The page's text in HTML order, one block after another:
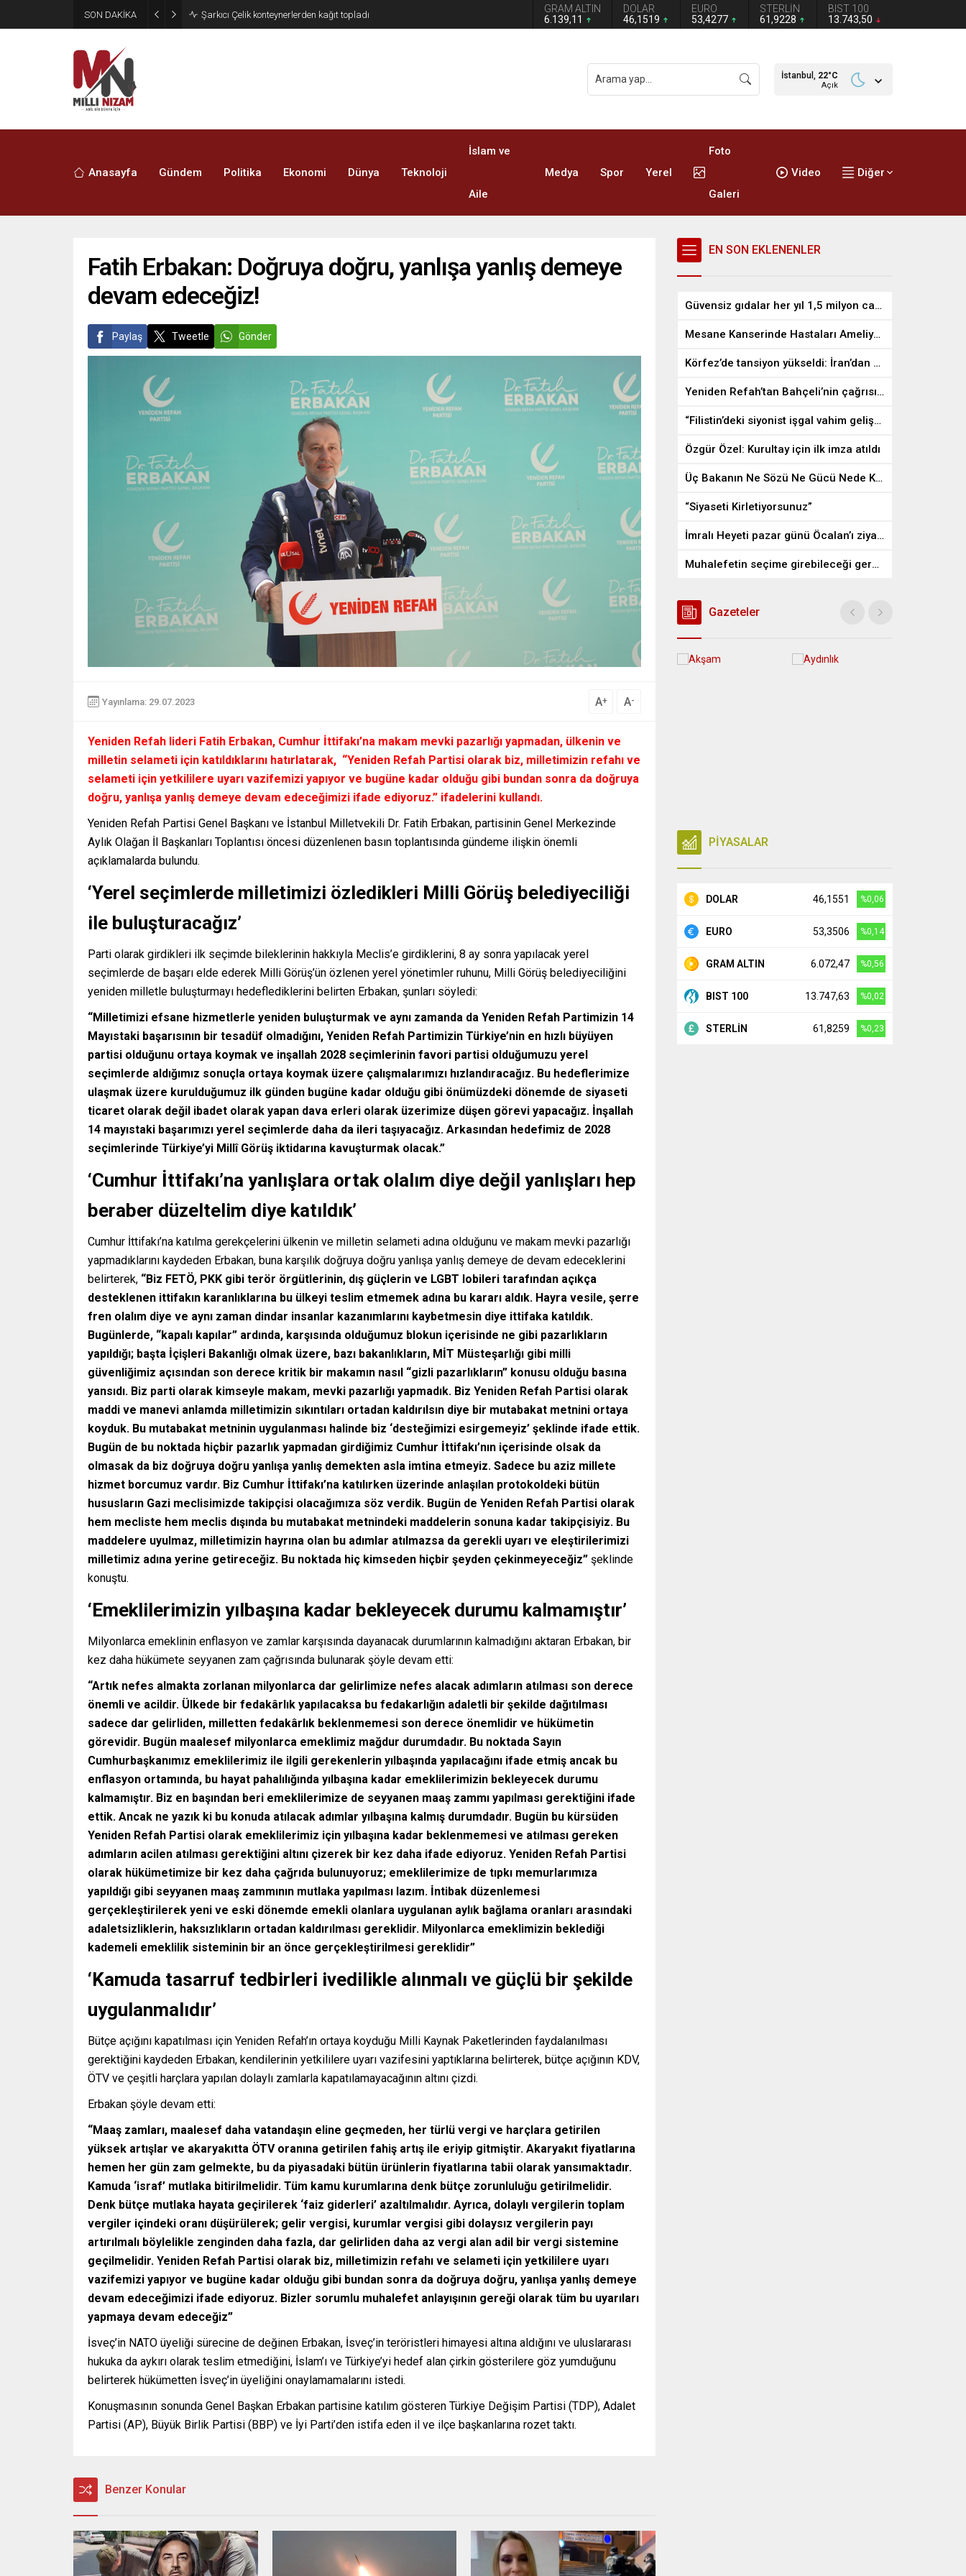
SON DAKİKA İran 2 ülkeyi birden vurdu
GRAM ALTIN
6.139,11
DOLAR
46,1519
EURO
53,4277
STERLİN
61,9228
BIST 100
13.743,50
İstanbul, 22°C
Açık
Anasayfa Gündem Politika Ekonomi Dünya Teknoloji
İslam ve
Aile
Medya Spor Yerel
Foto
Galeri
Video Diğer
Fatih Erbakan: Doğruya doğru, yanlışa yanlış demeye
devam edeceğiz!
Paylaş Tweetle Gönder
Yayınlama: 29.07.2023 A+ A-
Yeniden Refah lideri Fatih Erbakan, Cumhur İttifakı’na makam mevki pazarlığı yapmadan, ülkenin ve
milletin selameti için katıldıklarını hatırlatarak, “Yeniden Refah Partisi olarak biz, milletimizin refahı ve
selameti için yetkililere uyarı vazifemizi yapıyor ve bugüne kadar olduğu gibi bundan sonra da doğruya
doğru, yanlışa yanlış demeye devam edeceğimizi ifade ediyoruz.” ifadelerini kullandı.
Yeniden Refah Partisi Genel Başkanı ve İstanbul Milletvekili Dr. Fatih Erbakan, partisinin Genel Merkezinde
Aylık Olağan İl Başkanları Toplantısı öncesi düzenlenen basın toplantısında gündeme ilişkin önemli
açıklamalarda bulundu.
‘Yerel seçimlerde milletimizi özledikleri Milli Görüş belediyeciliği
ile buluşturacağız’
Parti olarak girdikleri ilk seçimde bileklerinin hakkıyla Meclis’e girdiklerini, 8 ay sonra yapılacak yerel
seçimlerde de başarı elde ederek Milli Görüş’ün özlenen yerel yönetimler ruhunu, Milli Görüş belediyeciliğini
yeniden milletle buluşturmayı hedeflediklerini belirten Erbakan, şunları söyledi:
“Milletimizi efsane hizmetlerle yeniden buluşturmak ve aynı zamanda da Yeniden Refah Partimizin 14
Mayıstaki başarısının bir tesadüf olmadığını, Yeniden Refah Partimizin Türkiye’nin en hızlı büyüyen
partisi olduğunu ortaya koymak ve inşallah 2028 seçimlerinin favori partisi olduğumuzu yerel
seçimlerde aldığımız sonuçla ortaya koymak üzere çalışmalarımızı hızlandıracağız. Bu hedeflerimize
ulaşmak üzere kurulduğumuz ilk günden bugüne kadar olduğu gibi önümüzdeki dönemde de siyaseti
ticaret olarak değil ibadet olarak yapan dava erleri olarak üzerimize düşen görevi yapacağız. İnşallah
14 mayıstaki başarımızı yerel seçimlerde daha da ileri taşıyacağız. Arkasından hedefimiz de 2028
seçimlerinde Türkiye’yi Millî Görüş iktidarına kavuşturmak olacak.”
‘Cumhur İttifakı’na yanlışlara ortak olalım diye değil yanlışları hep
beraber düzeltelim diye katıldık’
Cumhur İttifakı’na katılma gerekçelerini ülkenin ve milletin selameti adına olduğunu ve makam mevki pazarlığı
yapmadıklarını kaydeden Erbakan, buna karşılık doğruya doğru yanlışa yanlış demeye de devam edeceklerini
belirterek, “Biz FETÖ, PKK gibi terör örgütlerinin, dış güçlerin ve LGBT lobileri tarafından açıkça
desteklenen ittifakın karanlıklarına bu ülkeyi teslim etmemek adına bu kararı aldık. Hayra vesile, şerre
fren olalım diye ve aynı zaman dindar insanlar kazanımlarını kaybetmesin diye ittifaka katıldık.
Bugünlerde, “kapalı kapılar” ardında, karşısında olduğumuz blokun içerisinde ne gibi pazarlıkların
yapıldığı; başta İçişleri Bakanlığı olmak üzere, bazı bakanlıkların, MİT Müsteşarlığı gibi milli
güvenliğimiz açısından son derece kritik bir makamın nasıl “gizli pazarlıkların” konusu olduğu basına
yansıdı. Biz parti olarak kimseyle makam, mevki pazarlığı yapmadık. Biz Yeniden Refah Partisi olarak
maddi ve manevi anlamda milletimizin sıkıntıları ortadan kaldırılsın diye bir mutabakat metnini ortaya
koyduk. Bu mutabakat metninin uygulanması halinde biz ‘desteğimizi esirgemeyiz’ şeklinde ifade ettik.
Bugün de bu noktada hiçbir pazarlık yapmadan girdiğimiz Cumhur İttifakı’nın içerisinde olsak da
olmasak da biz doğruya doğru yanlışa yanlış demekten asla imtina etmeyiz. Sadece bu aziz millete
hizmet borcumuz vardır. Biz Cumhur İttifakı’na katılırken üzerinde anlaşılan protokoldeki bütün
hususların Gazi meclisimizde takipçisi olacağımıza söz verdik. Bugün de Yeniden Refah Partisi olarak
hem mecliste hem meclis dışında bu mutabakat metnindeki maddelerin sonuna kadar takipçisiyiz. Bu
maddelere uyulmaz, milletimizin hayrına olan bu adımlar atılmazsa da gerekli uyarı ve eleştirilerimizi
milletimiz adına yerine getireceğiz. Bu noktada hiç kimseden hiçbir şeyden çekinmeyeceğiz” şeklinde
konuştu.
‘Emeklilerimizin yılbaşına kadar bekleyecek durumu kalmamıştır’
Milyonlarca emeklinin enflasyon ve zamlar karşısında dayanacak durumlarının kalmadığını aktaran Erbakan, bir
kez daha hükümete seyyanen zam çağrısında bulunarak şöyle devam etti:
“Artık nefes almakta zorlanan milyonlarca dar gelirlimize nefes alacak adımların atılması son derece
önemli ve acildir. Ülkede bir fedakârlık yapılacaksa bu fedakarlığın adaletli bir şekilde dağıtılması
sadece dar gelirliden, milletten fedakârlık beklenmemesi son derece önemlidir ve hükümetin
görevidir. Bugün maalesef milyonlarca emeklimiz mağdur durumdadır. Bu noktada Sayın
Cumhurbaşkanımız emeklilerimiz ile ilgili gerekenlerin yılbaşında yapılacağını ifade etmiş ancak bu
enflasyon ortamında, bu hayat pahalılığında yılbaşına kadar emeklilerimizin bekleyecek durumu
kalmamıştır. Biz en başından beri emeklilerimize de seyyanen maaş zammı yapılması gerektiğini ifade
ettik. Ancak ne yazık ki bu konuda atılacak adımlar yılbaşına kalmış durumdadır. Bugün bu kürsüden
Yeniden Refah Partisi olarak emeklilerimiz için yılbaşına kadar beklenmemesi ve atılması gereken
adımların acilen atılması gerektiğini altını çizerek bir kez daha ifade ediyoruz. Yeniden Refah Partisi
olarak hükümetimize bir kez daha çağrıda bulunuyoruz; emeklilerimize de tıpkı memurlarımıza
yapıldığı gibi seyyanen maaş zammının mutlaka yapılması lazım. İntibak düzenlemesi
gerçekleştirilerek yeni ve eski dönemde emekli olanlara uygulanan aylık bağlama oranları arasındaki
adaletsizliklerin, haksızlıkların ortadan kaldırılması gereklidir. Milyonlarca emeklimizin beklediği
kademeli emeklilik sisteminin bir an önce gerçekleştirilmesi gereklidir”
‘Kamuda tasarruf tedbirleri ivedilikle alınmalı ve güçlü bir şekilde
uygulanmalıdır’
Bütçe açığını kapatılması için Yeniden Refah’ın ortaya koyduğu Milli Kaynak Paketlerinden faydalanılması
gerektiğini kaydeden Erbakan, kendilerinin yetkililere uyarı vazifesini yaptıklarına belirterek, bütçe açığının KDV,
ÖTV ve çeşitli harçlara yapılan dolaylı zamlarla kapatılamayacağının altını çizdi.
Erbakan şöyle devam etti:
“Maaş zamları, maalesef daha vatandaşın eline geçmeden, her türlü vergi ve harçlara getirilen
yüksek artışlar ve akaryakıtta ÖTV oranına getirilen fahiş artış ile eriyip gitmiştir. Akaryakıt fiyatlarına
hemen her gün zam gelmekte, bu da piyasadaki bütün ürünlerin fiyatlarına tabii olarak yansımaktadır.
Kamuda ‘israf’ mutlaka bitirilmelidir. Tüm kamu kurumlarına denk bütçe zorunluluğu getirilmelidir.
Denk bütçe mutlaka hayata geçirilerek ‘faiz giderleri’ azaltılmalıdır. Ayrıca, dolaylı vergilerin toplam
vergiler içindeki oranı düşürülerek; gelir vergisi, kurumlar vergisi gibi dolaysız vergilerin payı
artırılmalı böylelikle zenginden daha fazla, dar gelirliden daha az vergi alan adil bir vergi sistemine
geçilmelidir. Yeniden Refah Partisi olarak biz, milletimizin refahı ve selameti için yetkililere uyarı
vazifemizi yapıyor ve bugüne kadar olduğu gibi bundan sonra da doğruya doğru, yanlışa yanlış demeye
devam edeceğimizi ifade ediyoruz. Bizler sorumlu muhalefet anlayışının gereği olarak tüm bu uyarıları
yapmaya devam edeceğiz”
İsveç’in NATO üyeliği sürecine de değinen Erbakan, İsveç’in teröristleri himayesi altına aldığını ve uluslararası
hukuka da aykırı olarak teslim etmediğini, İslam’ı ve Türkiye’yi hedef alan çirkin gösterilere göz yumduğunu
belirterek hükümetten İsveç’in üyeliğini onaylamamalarını istedi.
Konuşmasının sonunda Genel Başkan Erbakan partisine katılım gösteren Türkiye Değişim Partisi (TDP), Adalet
Partisi (AP), Büyük Birlik Partisi (BBP) ve İyi Parti’den istifa eden il ve ilçe başkanlarına rozet taktı.
Benzer Konular
EN SON EKLENENLER
Güvensiz gıdalar her yıl 1,5 milyon can alıyor
Mesane Kanserinde Hastaları Ameliyattan Kurtaran İlaç
Körfez’de tansiyon yükseldi: İran’dan ABD üslerine misilleme
Yeniden Refah’tan Bahçeli’nin çağrısına destek
“Filistin’deki siyonist işgal vahim gelişmelere gebe”
Özgür Özel: Kurultay için ilk imza atıldı
Üç Bakanın Ne Sözü Ne Gücü Nede Kudreti Yetmedi
“Siyaseti Kirletiyorsunuz”
İmralı Heyeti pazar günü Öcalan’ı ziyaret edecek
Muhalefetin seçime girebileceği gerçek bir alan kalmayabilir
Gazeteler
PİYASALAR
DOLAR 46,1551 %0,06
EURO 53,3506 %0,14
GRAM ALTIN 6.072,47 %0,56
BIST 100 13.747,63 %0,02
STERLİN 61,8259 %0,23